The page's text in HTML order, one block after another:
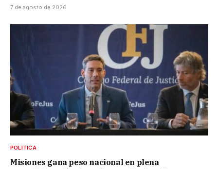
7 de agosto de 2026
POLÍTICA
Misiones gana peso nacional en plena